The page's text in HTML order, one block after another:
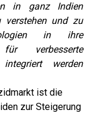
in ganz Indien
verstehen und zu
in ihre
verbesserte
werden
ist die
zur Steigerung